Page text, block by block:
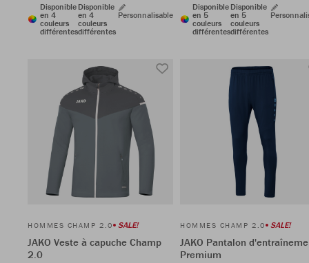
Disponible
en 4
couleurs
différentes
Disponible
en 4
couleurs
différentes
Personnalisable
Disponible
en 5
couleurs
différentes
Disponible
en 5
couleurs
différentes
HOMMES CHAMP 2.0 SALE!
JAKO Veste à capuche Champ
2.0
HOMMES CHAMP 2.0 SALE!
JAKO Pantalon
Premium